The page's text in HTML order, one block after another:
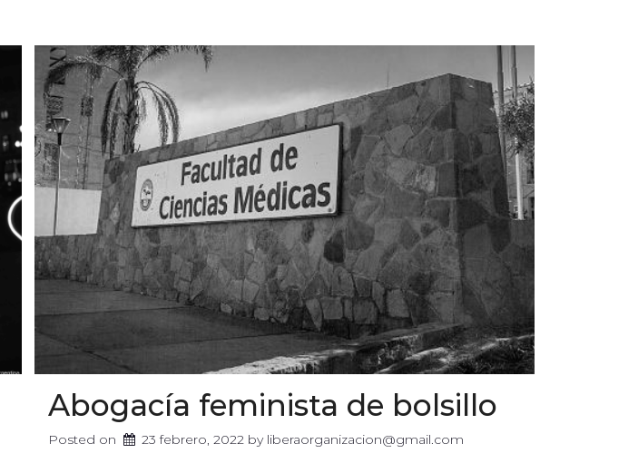
Abogacía feminista de bolsillo
Posted on 23 febrero, 2022 by liberaorganizacion@gmail.com